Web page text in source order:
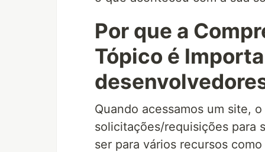
Por que a
Tópico é
Quando acessamos um site,
solicitações/requisições para
ser para vários recursos